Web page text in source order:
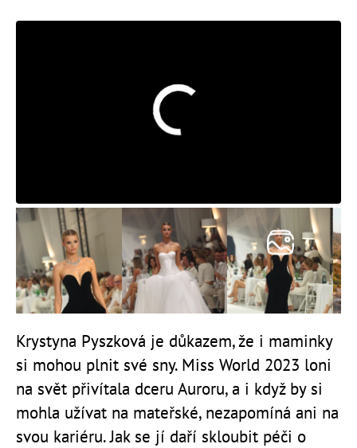
Krystyna Pyszková je důkazem, že i maminky
si mohou plnit své sny. Miss World 2023 loni
na svět přivítala dceru Auroru, a i když by si
mohla užívat na mateřské, nezapomíná ani na
svou kariéru. Jak se jí daří skloubit péči o